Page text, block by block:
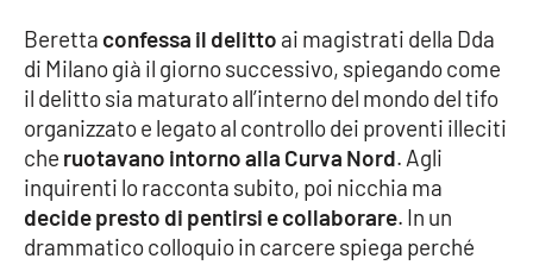
Reggio Calabria
Cosenza
Lamezia Terme
Beretta confessa il delitto ai magistrati della Dda
di Milano già il giorno successivo, spiegando come
il delitto sia maturato all’interno del mondo del tifo
organizzato e legato al controllo dei proventi illeciti
che ruotavano intorno alla Curva Nord. Agli
inquirenti lo racconta subito, poi nicchia ma
decide presto di pentirsi e collaborare. In un
drammatico colloquio in carcere spiega perché